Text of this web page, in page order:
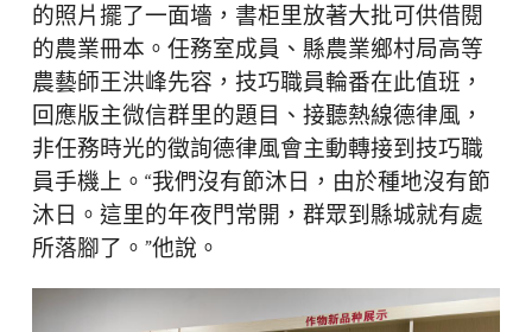
的照片擺了一面墻，書柜里放著大批可供借閱
的農業冊本。任務室成員、縣農業鄉村局高等
農藝師王洪峰先容，技巧職員輪番在此值班，
回應版主微信群里的題目、接聽熱線德律風，
非任務時光的徵詢德律風會主動轉接到技巧職
員手機上。“我們沒有節沐日，由於種地沒有節
沐日。這里的年夜門常開，群眾到縣城就有處
所落腳了。”他說。